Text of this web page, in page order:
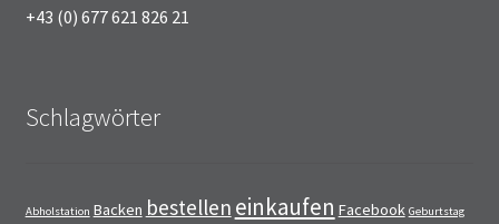
+43 (0) 677 621 826 21
Schlagwörter
Abholstation Backen bestellen einkaufen Facebook Geburtstag